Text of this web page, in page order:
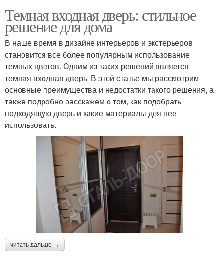
Темная входная дверь: стильное
решение для дома
В наше время в дизайне интерьеров и экстерьеров
становится все более популярным использование
темных цветов. Одним из таких решений является
темная входная дверь. В этой статье мы рассмотрим
основные преимущества и недостатки такого решения, а
также подробно расскажем о том, как подобрать
подходящую дверь и какие материалы для нее
использовать.
читать дальше →